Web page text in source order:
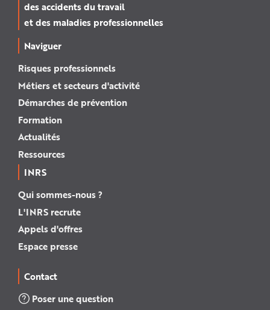
des accidents du travail
et des maladies professionnelles
Naviguer
Risques professionnels
Métiers et secteurs d'activité
Démarches de prévention
Formation
Actualités
Ressources
INRS
Qui sommes-nous ?
L'INRS recrute
Appels d'offres
Espace presse
Contact
Poser une question